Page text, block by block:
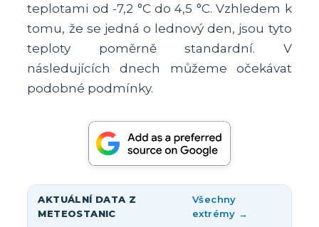
teplotami od -7,2 °C do 4,5 °C. Vzhledem k
tomu, že se jedná o lednový den, jsou tyto
teploty poměrně standardní. V
následujících dnech můžeme očekávat
podobné podmínky.
AKTUÁLNÍ DATA Z
METEOSTANIC
Všechny
extrémy →